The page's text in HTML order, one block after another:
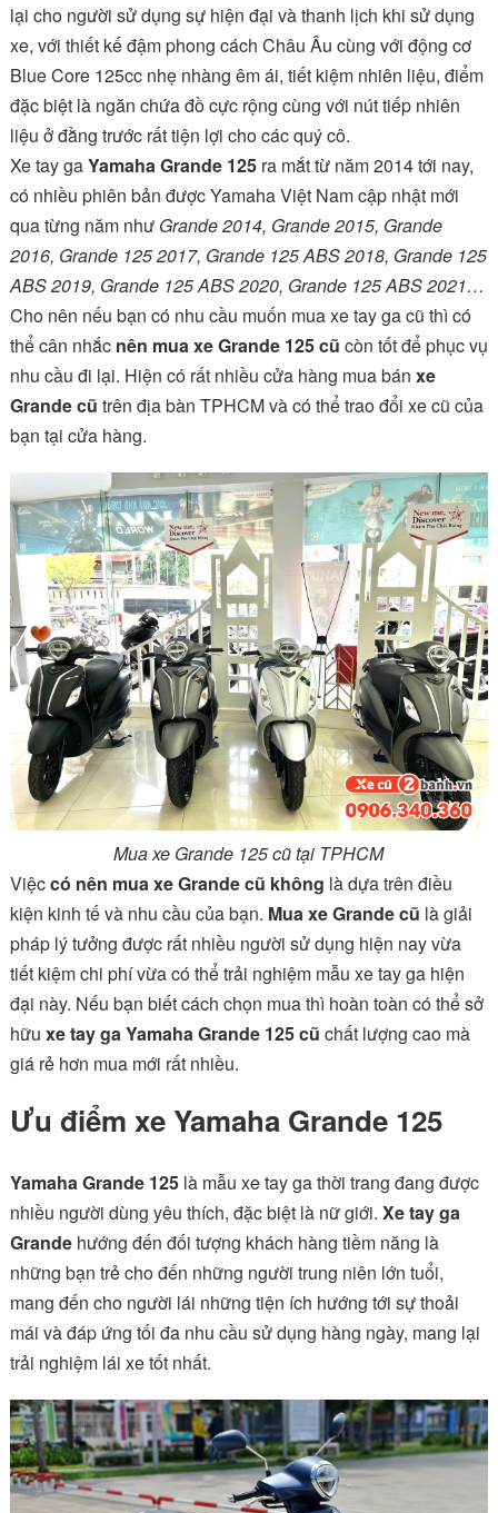
lại cho người sử dụng sự hiện đại và thanh lịch khi sử dụng
xe, với thiết kế đậm phong cách Châu Âu cùng với động cơ
Blue Core 125cc nhẹ nhàng êm ái, tiết kiệm nhiên liệu, điểm
đặc biệt là ngăn chứa đồ cực rộng cùng với nút tiếp nhiên
liệu ở đằng trước rất tiện lợi cho các quý cô.
Xe tay gaYamaha Grande 125ra mắt từ năm 2014 tới nay,
có nhiều phiên bản được Yamaha Việt Nam cập nhật mới
qua từng năm như Grande 2014, Grande 2015, Grande
2016, Grande 125 2017, Grande 125 ABS 2018, Grande 125
ABS 2019, Grande 125 ABS 2020, Grande 125 ABS 2021…
Cho nên nếu bạn có nhu cầu muốn mua xe tay ga cũ thì có
thể cân nhắc nên mua xe Grande 125 cũ còn tốt để phục vụ
nhu cầu đi lại. Hiện có rất nhiều cửa hàng mua bán xe
Grande cũ trên địa bàn TPHCM và có thể trao đổi xe cũ của
bạn tại cửa hàng.
Mua xe Grande 125 cũ tại TPHCM
Việccó nên mua xe Grande cũ không là dựa trên điều
kiện kinh tế và nhu cầu của bạn. Mua xe Grande cũ là giải
pháp lý tưởng được rất nhiều người sử dụng hiện nay vừa
tiết kiệm chi phí vừa có thể trải nghiệm mẫu xe tay ga hiện
đại này. Nếu bạn biết cách chọn mua thì hoàn toàn có thể sở
hữu xe tay ga Yamaha Grande 125 cũ chất lượng cao mà
giá rẻ hơn mua mới rất nhiều.
Ưu điểm xe Yamaha Grande 125
Yamaha Grande 125 là mẫu xe tay ga thời trang đang được
nhiều người dùng yêu thích, đặc biệt là nữ giới. Xe tay ga
Grandehướng đến đối tượng khách hàng tiềm năng là
những bạn trẻ cho đến những người trung niên lớn tuổi,
mang đến cho người lái những tiện ích hướng tới sự thoải
mái và đáp ứng tối đa nhu cầu sử dụng hàng ngày, mang lại
trải nghiệm lái xe tốt nhất.